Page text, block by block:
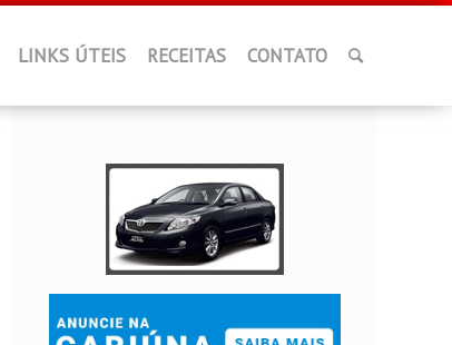
LINKS ÚTEIS RECEITAS CONTATO